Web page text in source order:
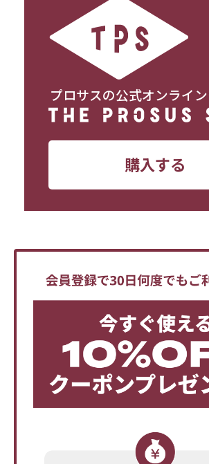
プロサスの公式オンライ
購入する